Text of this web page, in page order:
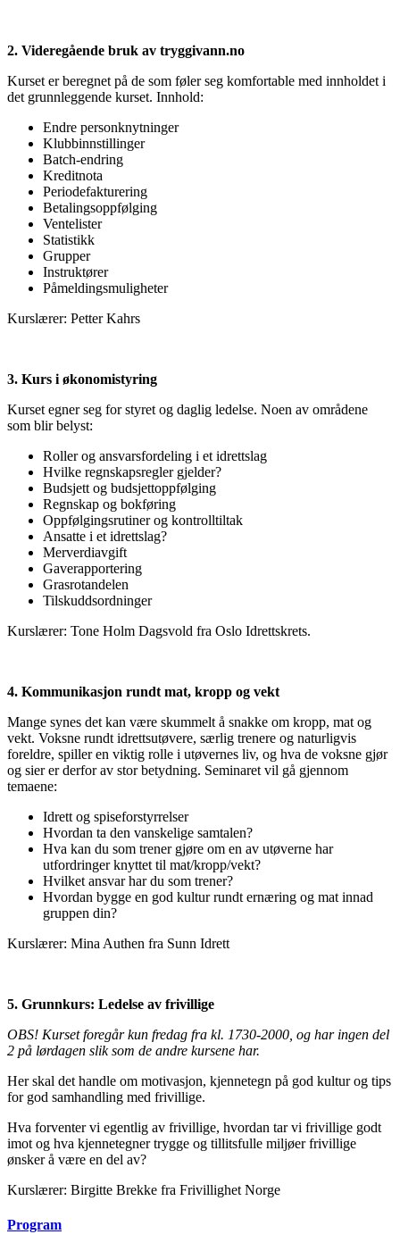
2. Videregående bruk av tryggivann.no
Kurset er beregnet på de som føler seg komfortable med innholdet i
det grunnleggende kurset. Innhold:
Endre personknytninger
Klubbinnstillinger
Batch-endring
Kreditnota
Periodefakturering
Betalingsoppfølging
Ventelister
Statistikk
Grupper
Instruktører
Påmeldingsmuligheter
Kurslærer: Petter Kahrs
3. Kurs i økonomistyring
Kurset egner seg for styret og daglig ledelse. Noen av områdene
som blir belyst:
Roller og ansvarsfordeling i et idrettslag
Hvilke regnskapsregler gjelder?
Budsjett og budsjettoppfølging
Regnskap og bokføring
Oppfølgingsrutiner og kontrolltiltak
Ansatte i et idrettslag?
Merverdiavgift
Gaverapportering
Grasrotandelen
Tilskuddsordninger
Kurslærer: Tone Holm Dagsvold fra Oslo Idrettskrets.
4. Kommunikasjon rundt mat, kropp og vekt
Mange synes det kan være skummelt å snakke om kropp, mat og
vekt. Voksne rundt idrettsutøvere, særlig trenere og naturligvis
foreldre, spiller en viktig rolle i utøvernes liv, og hva de voksne gjør
og sier er derfor av stor betydning. Seminaret vil gå gjennom
temaene:
Idrett og spiseforstyrrelser
Hvordan ta den vanskelige samtalen?
Hva kan du som trener gjøre om en av utøverne har
utfordringer knyttet til mat/kropp/vekt?
Hvilket ansvar har du som trener?
Hvordan bygge en god kultur rundt ernæring og mat innad
gruppen din?
Kurslærer: Mina Authen fra Sunn Idrett
5. Grunnkurs: Ledelse av frivillige
OBS! Kurset foregår kun fredag fra kl. 1730-2000, og har ingen del
2 på lørdagen slik som de andre kursene har.
Her skal det handle om motivasjon, kjennetegn på god kultur og tips
for god samhandling med frivillige.
Hva forventer vi egentlig av frivillige, hvordan tar vi frivillige godt
imot og hva kjennetegner trygge og tillitsfulle miljøer frivillige
ønsker å være en del av?
Kurslærer: Birgitte Brekke fra Frivillighet Norge
Program